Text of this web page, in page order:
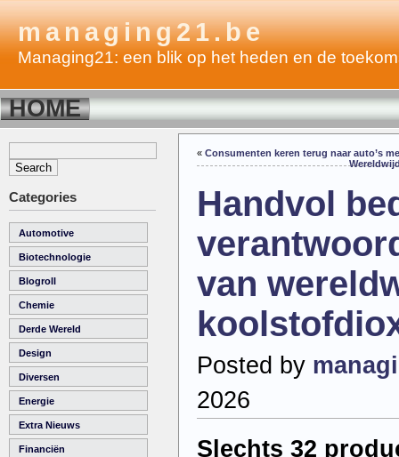
managing21.be
Managing21: een blik op het heden en de
HOME
Categories
Automotive
Biotechnologie
Blogroll
Chemie
Derde Wereld
Design
Diversen
Energie
Extra Nieuws
Financiën
« Consumenten keren terug naar auto’s
Handvol
van
Posted by
2026
Slechts 32